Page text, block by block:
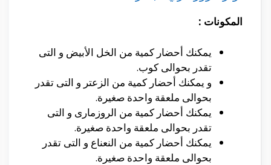
المكونات :
يمكنك أحضار كمية من الخل الأبيض و التى
تقدر بحوالى كوب.
و يمكنك أحضار كمية من الزعتر و التى تقدر
بحوالى ملعقة واحدة صغيرة.
يمكنك أحضار كمية من الروزمارى و التى
تقدر بحوالى ملعقة واحدة صغيرة.
يمكنك أحضار كمية من النعناع و التى تقدر
بحوالى ملعقة واحدة صغيرة.